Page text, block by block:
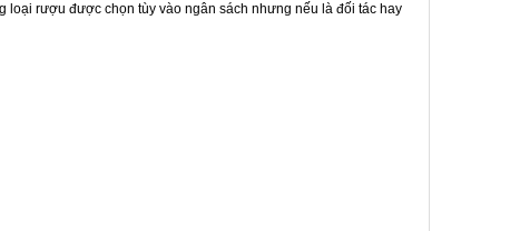
loại rượu được chọn tùy vào ngân sách nhưng nếu là đối tác hay